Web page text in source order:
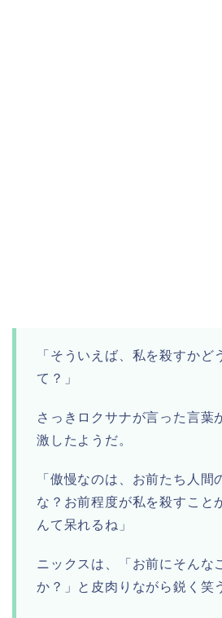
「そういえば、私を殺すかど
て？」
さっきロクサナが言った言葉
激したようだ。
「傲慢なのは、お前たち人間
な？お前程度が私を殺すこと
んて呆れるね」
ニックスは、「お前にそんな
か？」と皮肉りながら鋭く笑